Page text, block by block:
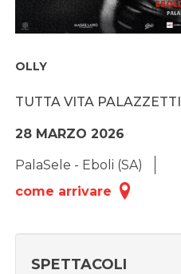
OLLY
TUTTA VITA PALAZZETTI
28 MARZO 2026
PalaSele - Eboli (SA)
come arrivare
SPETTACOLI